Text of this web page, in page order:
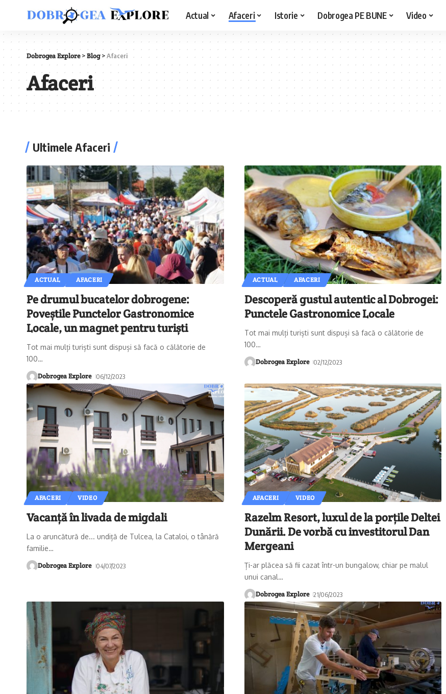
Actual Afaceri Istorie Dobrogea PE BUNE Video
Dobrogea Explore>Blog>Afaceri
Afaceri
Ultimele Afaceri
ACTUAL AFACERI
Pe drumul bucatelor dobrogene:
Poveștile Punctelor Gastronomice
Locale, un magnet pentru turiști
Tot mai mulți turiști sunt dispuși să facă o călătorie de
100…
Dobrogea Explore 06/12/2023
ACTUAL AFACERI
Descoperă gustul autentic al Dobrogei:
Punctele Gastronomice Locale
Tot mai mulți turiști sunt dispuși să facă o călătorie de
100…
Dobrogea Explore 02/12/2023
AFACERI VIDEO
Vacanță în livada de migdali
La o aruncătură de... undiță de Tulcea, la Cataloi, o tânără
familie…
Dobrogea Explore 04/07/2023
AFACERI VIDEO
Razelm Resort, luxul de la porțile Deltei
Dunării. De vorbă cu investitorul Dan
Mergeani
Ți-ar plăcea să fii cazat într-un bungalow, chiar pe malul
unui canal…
Dobrogea Explore 21/06/2023